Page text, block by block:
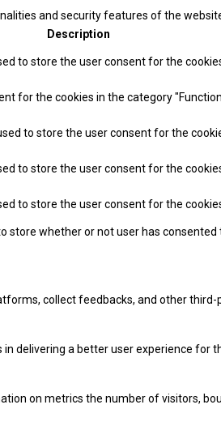
and security features of the
Description
to store the user consent for the
for the cookies in the category
to store the user consent for the
to store the user consent for the
to store the user consent for the
store whether or not user has
collect feedbacks, and other
delivering a better user experience for
on metrics the number of visitors,